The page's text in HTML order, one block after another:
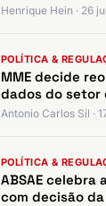
Henrique Hein · 26
POLÍTICA &
MME decide
dados do setor
Antonio Carlos Sil ·
POLÍTICA &
ABSAE celebra
com decisão da